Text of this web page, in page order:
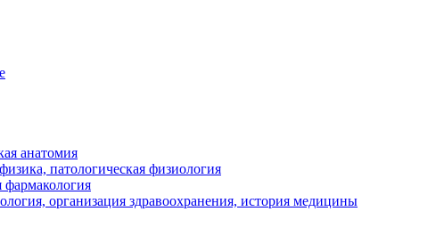
анатомия
патологическая физиология
фармакология
организация здравоохранения, история медицины